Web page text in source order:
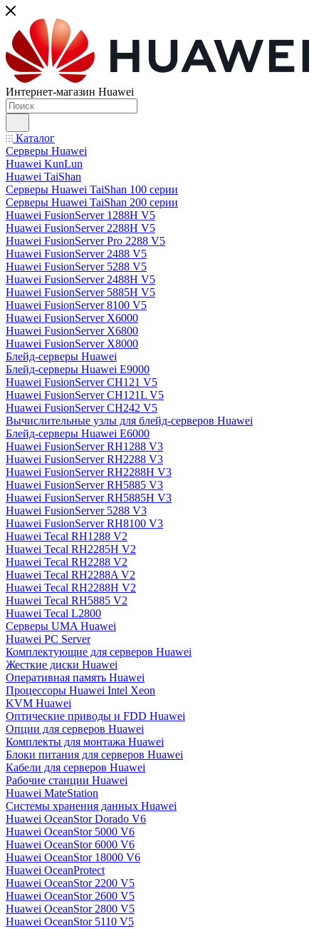
Интернет-магазин Huawei
Каталог
Серверы Huawei
Huawei KunLun
Huawei TaiShan
Серверы Huawei TaiShan 100 серии
Серверы Huawei TaiShan 200 серии
Huawei FusionServer 1288H V5
Huawei FusionServer 2288H V5
Huawei FusionServer Pro 2288 V5
Huawei FusionServer 2488 V5
Huawei FusionServer 5288 V5
Huawei FusionServer 2488H V5
Huawei FusionServer 5885H V5
Huawei FusionServer 8100 V5
Huawei FusionServer X6000
Huawei FusionServer X6800
Huawei FusionServer X8000
Блейд-серверы Huawei
Блейд-серверы Huawei E9000
Huawei FusionServer CH121 V5
Huawei FusionServer CH121L V5
Huawei FusionServer CH242 V5
Вычислительные узлы для блейд-серверов Huawei
Блейд-серверы Huawei E6000
Huawei FusionServer RH1288 V3
Huawei FusionServer RH2288 V3
Huawei FusionServer RH2288H V3
Huawei FusionServer RH5885 V3
Huawei FusionServer RH5885H V3
Huawei FusionServer 5288 V3
Huawei FusionServer RH8100 V3
Huawei Tecal RH1288 V2
Huawei Tecal RH2285H V2
Huawei Tecal RH2288 V2
Huawei Tecal RH2288A V2
Huawei Tecal RH2288H V2
Huawei Tecal RH5885 V2
Huawei Tecal L2800
Серверы UMA Huawei
Huawei PC Server
Комплектующие для серверов Huawei
Жесткие диски Huawei
Оперативная память Huawei
Процессоры Huawei Intel Xeon
KVM Huawei
Оптические приводы и FDD Huawei
Опции для серверов Huawei
Комплекты для монтажа Huawei
Блоки питания для серверов Huawei
Кабели для серверов Huawei
Рабочие станции Huawei
Huawei MateStation
Системы хранения данных Huawei
Huawei OceanStor Dorado V6
Huawei OceanStor 5000 V6
Huawei OceanStor 6000 V6
Huawei OceanStor 18000 V6
Huawei OceanProtect
Huawei OceanStor 2200 V5
Huawei OceanStor 2600 V5
Huawei OceanStor 2800 V5
Huawei OceanStor 5110 V5